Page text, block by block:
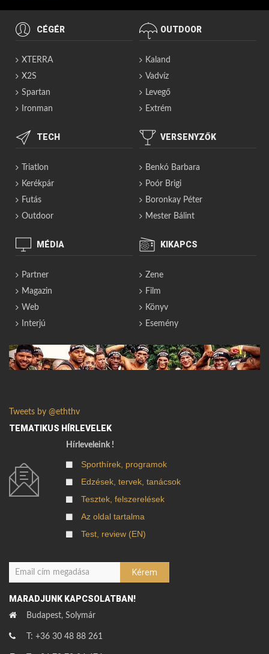
CÉGÉR
XTERRA
X2S
Spartan
Ironman
OUTDOOR
Kaland
Vadvíz
Levegő
Extrém
TECH
Triatlon
Kerékpár
Futás
Outdoor
VERSENYZŐK
Benkó Barbara
Poór Brigi
Boronkay Péter
Mester Bálint
MÉDIA
Partner
Magazin
Web
Interjú
KIKAPCS
Zene
Film
Könyv
Esemény
Tweets by @eththv
TEMATIKUS HÍRLEVELEK
Hírleveleink !
Sporthírek, programok
Edzések, tervek, tanácsok
Tesztek, felszerelések
Az oldal tartalma
Test, review (EN)
MARADJUNK KAPCSOLATBAN!
Budapest, Solymár
T: +36 30 48 88 261